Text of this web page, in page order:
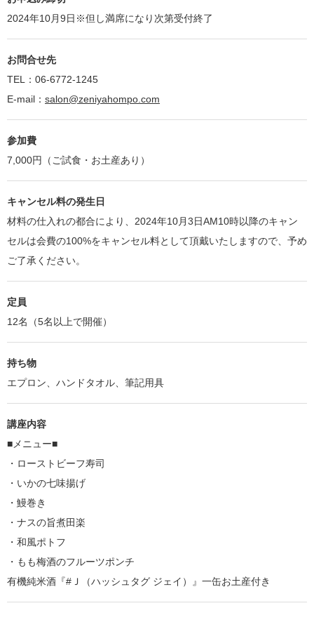
2024年10月9日※但し満席になり次第受付終了
お問合せ先
TEL：06-6772-1245
E-mail： salon@zeniyahompo.com
参加費
7,000円（ご試食・お土産あり）
キャンセル料の発生日
材料の仕入れの都合により、2024年10月3日AM10時以降のキャン
セルは会費の100%をキャンセル料として頂戴いたしますので、予め
ご了承ください。
定員
12名（5名以上で開催）
持ち物
エプロン、ハンドタオル、筆記用具
講座内容
■メニュー■
・ローストビーフ寿司
・いかの七味揚げ
・鰻巻き
・ナスの旨煮田楽
・和風ポトフ
・もも梅酒のフルーツポンチ
有機純米酒『#Ｊ（ハッシュタグ ジェイ）』一缶お土産付き